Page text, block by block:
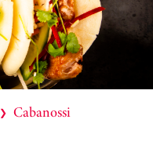
❯ Cabanossi